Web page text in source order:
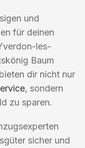
und
für deinen
les-
Baum
dir nicht nur
, sondern
zu sparen.
sicher und